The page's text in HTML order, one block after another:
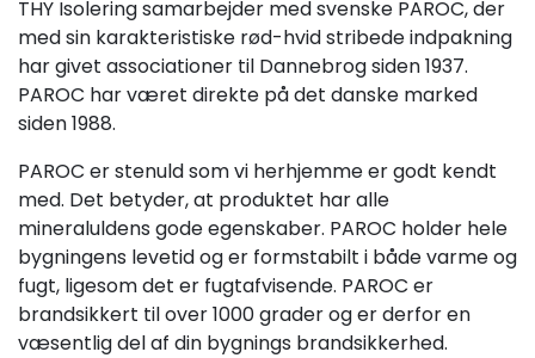
THY Isolering samarbejder med svenske PAROC, der
med sin karakteristiske rød-hvid stribede indpakning
har givet associationer til Dannebrog siden 1937.
PAROC har været direkte på det danske marked
siden 1988.
PAROC er stenuld som vi herhjemme er godt kendt
med. Det betyder, at produktet har alle
mineraluldens gode egenskaber. PAROC holder hele
bygningens levetid og er formstabilt i både varme og
fugt, ligesom det er fugtafvisende. PAROC er
brandsikkert til over 1000 grader og er derfor en
væsentlig del af din bygnings brandsikkerhed.